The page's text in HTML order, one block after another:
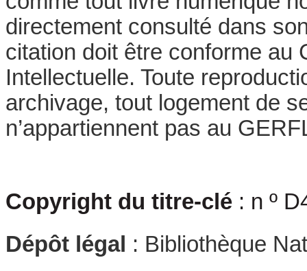
directement consulté dans
citation doit être conforme au
Intellectuelle. Toute
archivage, tout logement de
n’appartiennent pas au
Copyright du titre-clé : n º
Dépôt légal : Bibliothèque